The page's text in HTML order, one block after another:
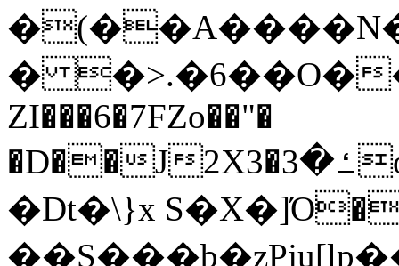
� �>.�6��O�
ZI���6�7FZo��"�
�D��J2X3�ߑ�3o�|aak�q�@����]�K���w���r;�
�Dt�\}x